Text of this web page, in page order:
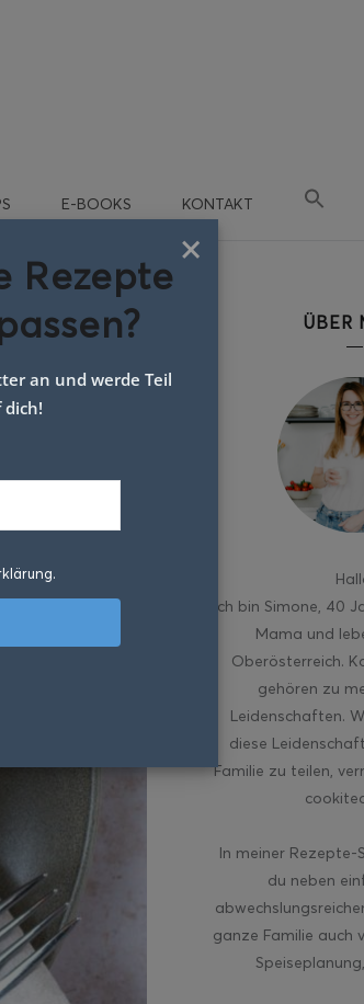
E-BOOKS KONTAKT
ÜBER
ich bin Simone, 40
Mama und
Oberösterreich.
gehören zu
Leidenschaften.
diese
Familie zu teilen,
In meiner
du neben
ganze Familie auch
×
Rezepte
an und werde Teil